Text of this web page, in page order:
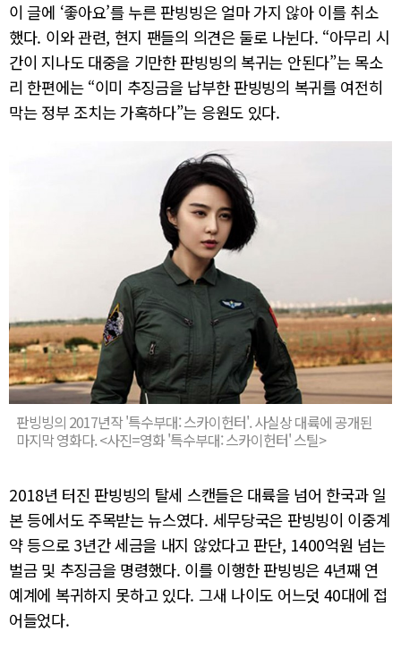
이 글에 ‘좋아요’를 누른 판빙빙은 얼마 가지 않아 이를 취소
했다. 이와 관련, 현지 팬들의 의견은 둘로 나뉜다. “아무리 시
간이 지나도 대중을 기만한 판빙빙의 복귀는 안된다”는 목소
리 한편에는 “이미 추징금을 납부한 판빙빙의 복귀를 여전히
막는 정부 조치는 가혹하다”는 응원도 있다.
판빙빙의 2017년작 '특수부대: 스카이헌터'. 사실상 대륙에 공개된
마지막 영화다. <사진=영화 '특수부대: 스카이헌터' 스틸>
2018년 터진 판빙빙의 탈세 스캔들은 대륙을 넘어 한국과 일
본 등에서도 주목받는 뉴스였다. 세무당국은 판빙빙이 이중계
약 등으로 3년간 세금을 내지 않았다고 판단, 1400억원 넘는
벌금 및 추징금을 명령했다. 이를 이행한 판빙빙은 4년째 연
예계에 복귀하지 못하고 있다. 그새 나이도 어느덧 40대에 접
어들었다.